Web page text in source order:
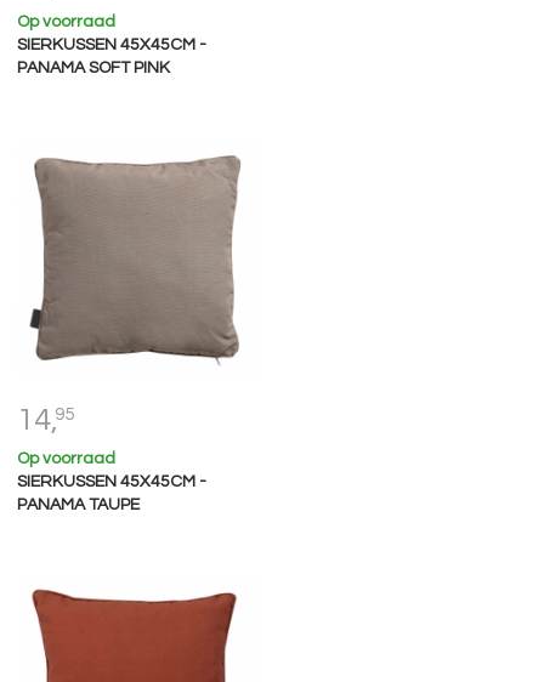
Op voorraad
SIERKUSSEN 45X45CM -
PANAMA SOFT PINK
14,95
Op voorraad
SIERKUSSEN 45X45CM -
PANAMA TAUPE